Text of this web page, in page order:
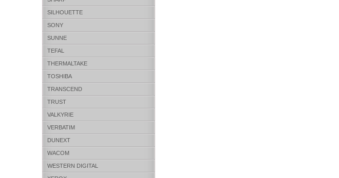
SILHOUETTE
SONY
SUNNE
TEFAL
THERMALTAKE
TOSHIBA
TRANSCEND
TRUST
VALKYRIE
VERBATIM
DUNEXT
WACOM
WESTERN DIGITAL